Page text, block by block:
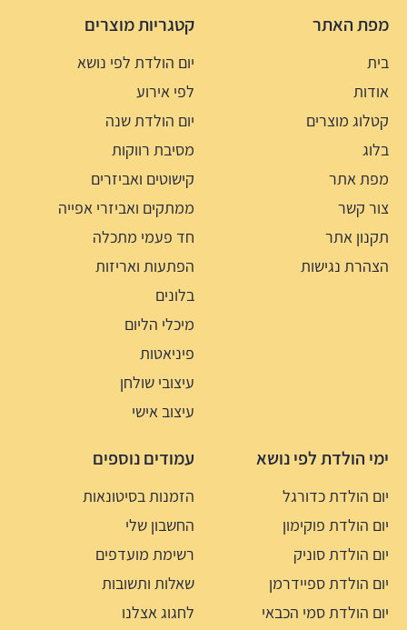
מפת האתר
בית
אודות
קטלוג מוצרים
בלוג
מפת אתר
צור קשר
תקנון אתר
הצהרת נגישות
קטגריות מוצרים
יום הולדת לפי נושא
לפי אירוע
יום הולדת שנה
מסיבת רווקות
קישוטים ואביזרים
ממתקים ואביזרי אפייה
חד פעמי מתכלה
הפתעות ואריזות
בלונים
מיכלי הליום
פיניאטות
עיצובי שולחן
עיצוב אישי
ימי הולדת לפי נושא
יום הולדת כדורגל
יום הולדת פוקימון
יום הולדת סוניק
יום הולדת ספיידרמן
יום הולדת סמי הכבאי
עמודים נוספים
הזמנות בסיטונאות
החשבון שלי
רשימת מועדפים
שאלות ותשובות
לחגוג אצלנו